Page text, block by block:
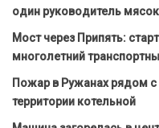
один руководитель
Мост через Припять:
многолетний
Пожар в Ружанах рядом с
территории котельной